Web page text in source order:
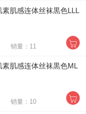
素肌感连体丝袜黒色LLL
销量：11
素肌感连体丝袜黒色ML
销量：10